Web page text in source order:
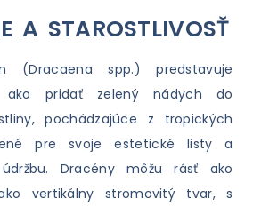
A STAROSTLIVOSŤ
(Dracaena spp.) predstavuje
ako pridať zelený nádych do
pochádzajúce z tropických
pre svoje estetické listy a
Dracény môžu rásť ako
vertikálny stromovitý tvar, s